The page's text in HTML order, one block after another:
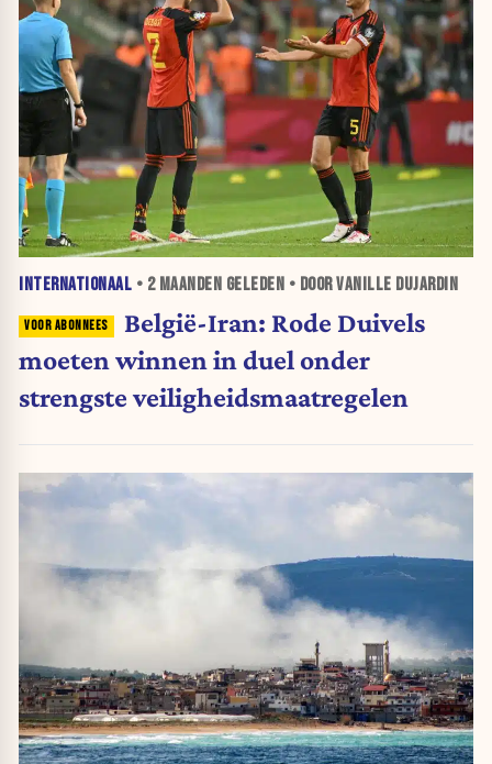
INTERNATIONAAL • 2 MAANDEN GELEDEN • DOOR VANILLE DUJARDIN
België-Iran: Rode Duivels
moeten winnen in duel onder
strengste veiligheidsmaatregelen